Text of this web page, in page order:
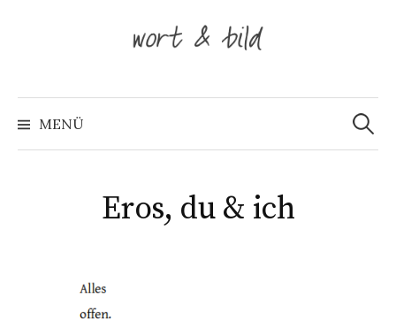
MENÜ
Suche
nach:
Eros, du & ich